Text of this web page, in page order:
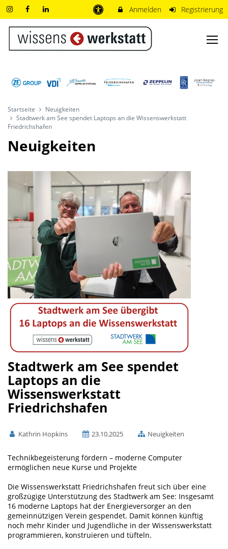
Anmelden Registrierung
Startseite
Neuigkeiten
Stadtwerk am See spendet Laptops an die Wissenswerkstatt
Friedrichshafen
Neuigkeiten
Stadtwerk am See spendet
Laptops an die
Wissenswerkstatt
Friedrichshafen
Kathrin Hopkins 23.10.2025 Neuigkeiten
Technikbegeisterung fördern – moderne Computer
ermöglichen neue Kurse und Projekte
Die Wissenswerkstatt Friedrichshafen freut sich über eine
großzügige Unterstützung des Stadtwerk am See: Insgesamt
16 moderne Laptops hat der Energieversorger an den
gemeinnützigen Verein gespendet. Damit können künftig
noch mehr Kinder und Jugendliche in der Wissenswerkstatt
programmieren, konstruieren und tüfteln.